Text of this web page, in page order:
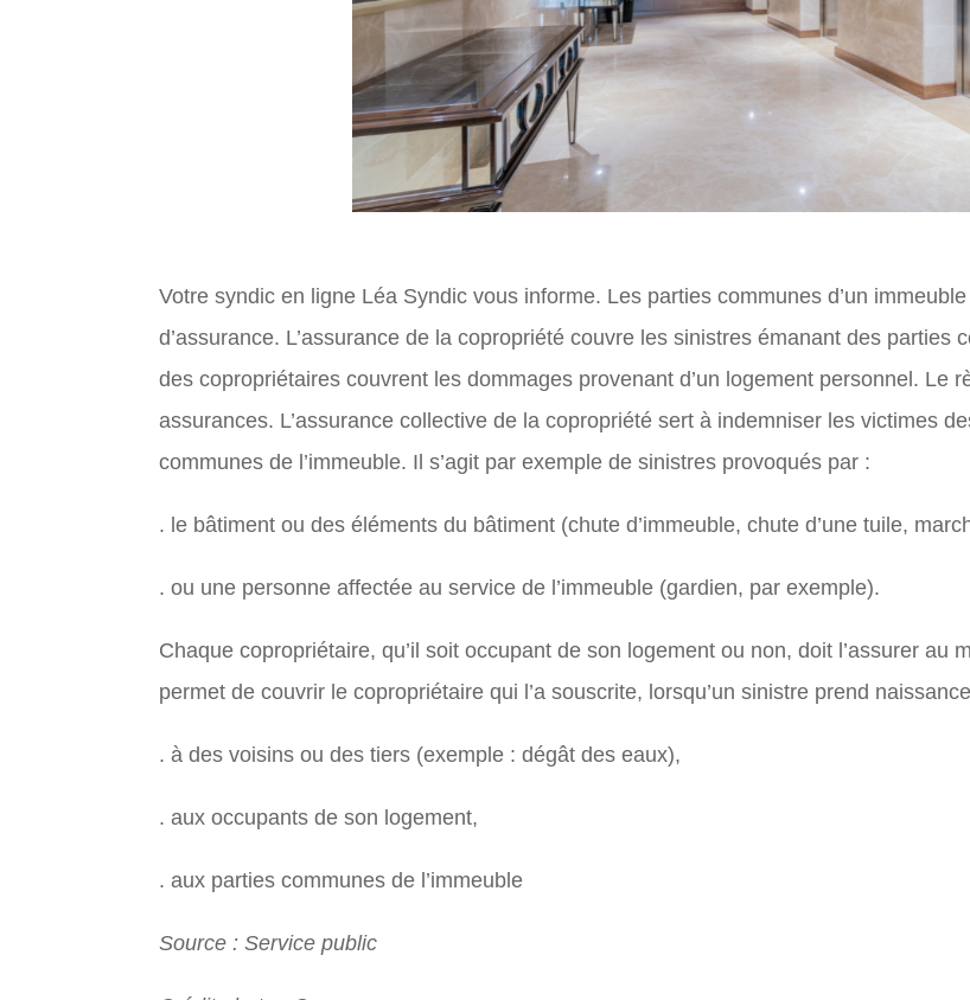
Votre syndic en ligne Léa Syndic vous informe. Les parties communes d’un
d’assurance. L’assurance de la copropriété couvre les sinistres émanant des
des copropriétaires couvrent les dommages provenant d’un logement personnel. Le
assurances. L’assurance collective de la copropriété sert à indemniser les victimes
communes de l’immeuble. Il s’agit par exemple de sinistres provoqués par :
. le bâtiment ou des éléments du bâtiment (chute d’immeuble, chute d’une tuile,
. ou une personne affectée au service de l’immeuble (gardien, par exemple).
Chaque copropriétaire, qu’il soit occupant de son logement ou non, doit l’assurer au
permet de couvrir le copropriétaire qui l’a souscrite, lorsqu’un sinistre prend
. à des voisins ou des tiers (exemple : dégât des eaux),
. aux occupants de son logement,
. aux parties communes de l’immeuble
Source : Service public